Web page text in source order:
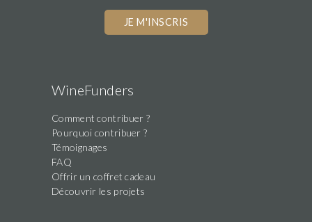
WineFunders
Comment contribuer ?
Pourquoi contribuer ?
Témoignages
FAQ
Offrir un coffret cadeau
Découvrir les projets